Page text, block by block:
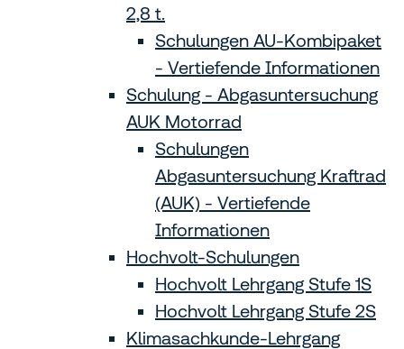
2,8 t.
Schulungen AU-Kombipaket
- Vertiefende Informationen
Schulung - Abgasuntersuchung
AUK Motorrad
Schulungen
Abgasuntersuchung Kraftrad
(AUK) - Vertiefende
Informationen
Hochvolt-Schulungen
Hochvolt Lehrgang Stufe 1S
Hochvolt Lehrgang Stufe 2S
Klimasachkunde-Lehrgang